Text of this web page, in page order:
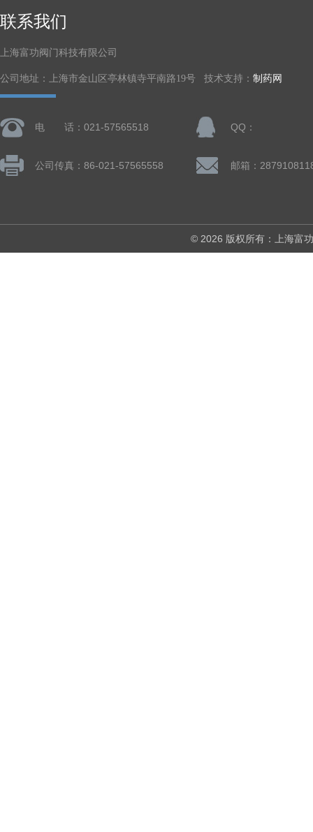
联系我们
上海富功阀门科技有限公司
公司地址：上海市金山区亭林镇寺平南路19号 技术支持： 制药网
电 话：021-57565518 QQ：
公司传真：86-021-57565558 邮箱：
© 2026 版权所有：上海富